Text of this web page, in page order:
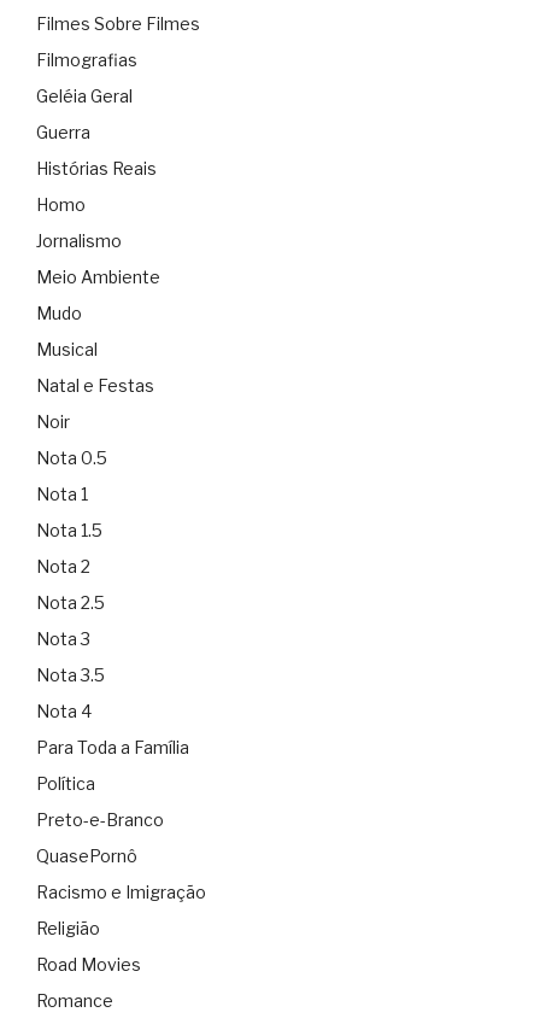
Filmes Sobre Filmes
Filmografias
Geléia Geral
Guerra
Histórias Reais
Homo
Jornalismo
Meio Ambiente
Mudo
Musical
Natal e Festas
Noir
Nota 0.5
Nota 1
Nota 1.5
Nota 2
Nota 2.5
Nota 3
Nota 3.5
Nota 4
Para Toda a Família
Política
Preto-e-Branco
QuasePornô
Racismo e Imigração
Religião
Road Movies
Romance